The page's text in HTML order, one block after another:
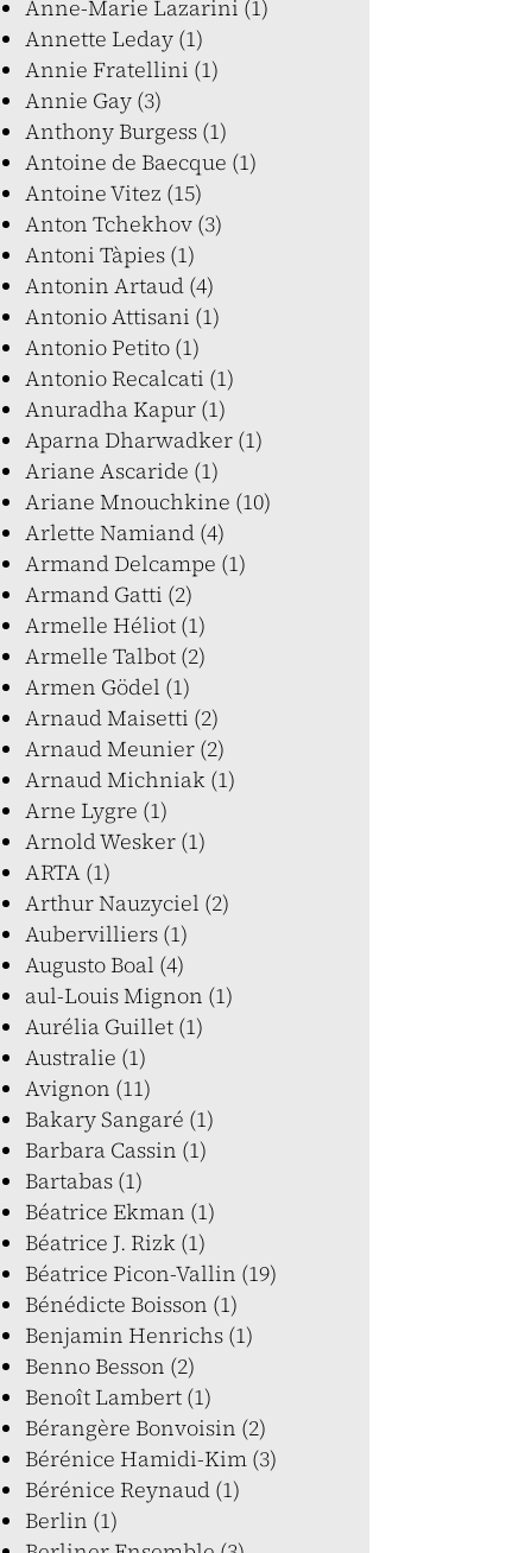
Anne-Marie Lazarini (1)
Annette Leday (1)
Annie Fratellini (1)
Annie Gay (3)
Anthony Burgess (1)
Antoine de Baecque (1)
Antoine Vitez (15)
Anton Tchekhov (3)
Antoni Tàpies (1)
Antonin Artaud (4)
Antonio Attisani (1)
Antonio Petito (1)
Antonio Recalcati (1)
Anuradha Kapur (1)
Aparna Dharwadker (1)
Ariane Ascaride (1)
Ariane Mnouchkine (10)
Arlette Namiand (4)
Armand Delcampe (1)
Armand Gatti (2)
Armelle Héliot (1)
Armelle Talbot (2)
Armen Gödel (1)
Arnaud Maisetti (2)
Arnaud Meunier (2)
Arnaud Michniak (1)
Arne Lygre (1)
Arnold Wesker (1)
ARTA (1)
Arthur Nauzyciel (2)
Aubervilliers (1)
Augusto Boal (4)
aul-Louis Mignon (1)
Aurélia Guillet (1)
Australie (1)
Avignon (11)
Bakary Sangaré (1)
Barbara Cassin (1)
Bartabas (1)
Béatrice Ekman (1)
Béatrice J. Rizk (1)
Béatrice Picon-Vallin (19)
Bénédicte Boisson (1)
Benjamin Henrichs (1)
Benno Besson (2)
Benoît Lambert (1)
Bérangère Bonvoisin (2)
Bérénice Hamidi-Kim (3)
Bérénice Reynaud (1)
Berlin (1)